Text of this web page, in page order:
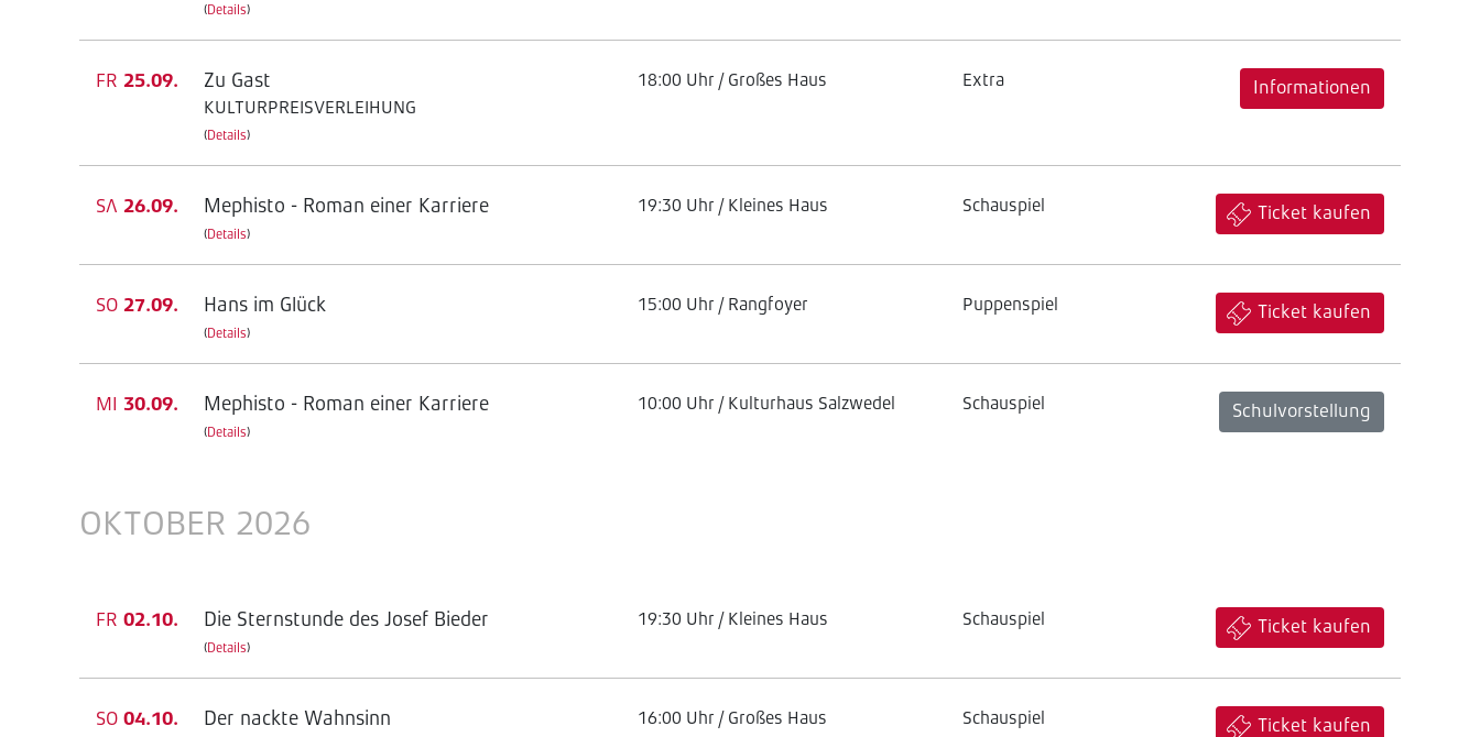
(Details)
FR 25.09. Zu Gast
KULTURPREISVERLEIHUNG
(Details)
18:00 Uhr / Großes Haus Extra Informationen
SA 26.09. Mephisto - Roman einer Karriere
(Details)
19:30 Uhr / Kleines Haus Schauspiel Ticket kaufen
SO 27.09. Hans im Glück
(Details)
15:00 Uhr / Rangfoyer Puppenspiel Ticket kaufen
MI 30.09. Mephisto - Roman einer Karriere
(Details)
10:00 Uhr / Kulturhaus Salzwedel Schauspiel Schulvorstellung
OKTOBER 2026
FR 02.10. Die Sternstunde des Josef Bieder
(Details)
19:30 Uhr / Kleines Haus Schauspiel Ticket kaufen
SO 04.10. Der nackte Wahnsinn 16:00 Uhr / Großes Haus Schauspiel Ticket kaufen